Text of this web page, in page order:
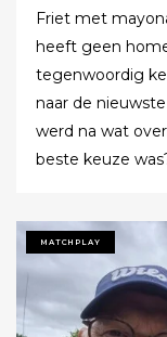
Friet met mayonaise Een Brabants
heeft geen
tegenwoordig
naar de
werd na wat overleg Gendersteyn. Tja, of dit nou de
beste keuze was? Nog niet eerder een baan
voor meer
om de
maar dat
oa drassigheid
MATCHPLAY